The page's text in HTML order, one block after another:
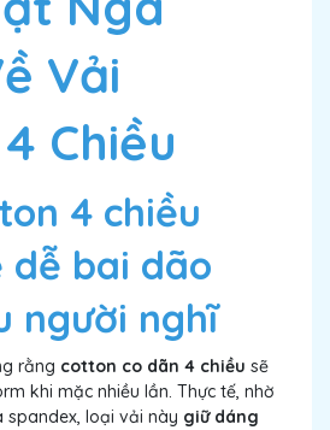
Vải
Chiều
4 chiều
dễ bai dão
người nghĩ
rằng cotton co dãn 4 chiều sẽ
khi mặc nhiều lần. Thực tế, nhờ
loại vải này giữ dáng